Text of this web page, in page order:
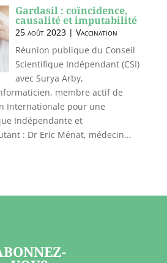
Gardasil : coïncidence,
causalité et imputabilité
25 août 2023| Vaccination
Réunion publique du Conseil
Scientifique Indépendant (CSI)
avec Surya Arby,
membre actif de
Internationale pour une
Indépendante et
: Dr Eric Ménat, médecin...